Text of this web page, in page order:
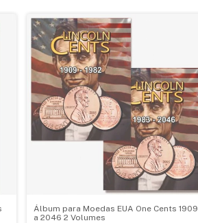
Álbum para Moedas EUA One Cents 1909
a 2046 2 Volumes